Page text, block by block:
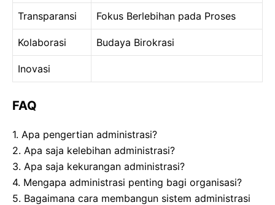
Transparansi Fokus Berlebihan pada Proses
Kolaborasi Budaya Birokrasi
Inovasi
FAQ
1. Apa pengertian administrasi?
2. Apa saja kelebihan administrasi?
3. Apa saja kekurangan administrasi?
4. Mengapa administrasi penting bagi organisasi?
5. Bagaimana cara membangun sistem administrasi